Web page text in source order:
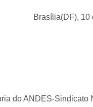
Brasília(DF), 10
do ANDES-Sindicato